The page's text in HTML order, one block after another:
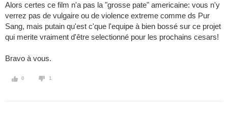
Alors certes ce film n'a pas la "grosse pate" americaine: vous n'y
verrez pas de vulgaire ou de violence extreme comme ds Pur
Sang, mais putain qu'est c'que l'equipe à bien bossé sur ce projet
qui merite vraiment d'être selectionné pour les prochains cesars!
Bravo à vous.
0 1